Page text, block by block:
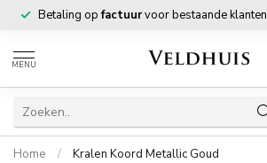
Betaling opfactuurvoor bestaande klanten
MENU
Home / Kralen Koord Metallic Goud